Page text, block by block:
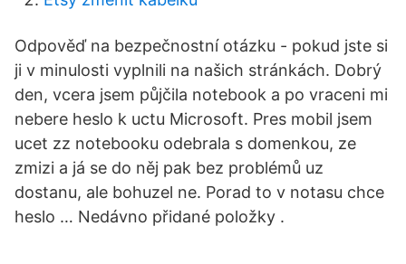
Odpověď na bezpečnostní otázku - pokud jste si
ji v minulosti vyplnili na našich stránkách. Dobrý
den, vcera jsem půjčila notebook a po vraceni mi
nebere heslo k uctu Microsoft. Pres mobil jsem
ucet zz notebooku odebrala s domenkou, ze
zmizi a já se do něj pak bez problémů uz
dostanu, ale bohuzel ne. Porad to v notasu chce
heslo … Nedávno přidané položky .